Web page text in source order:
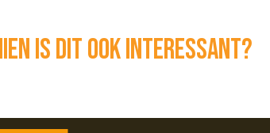
is dit ook interessant?